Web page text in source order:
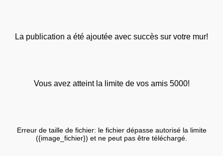
La publication a été ajoutée avec succès sur votre mur!
Vous avez atteint la limite de vos amis 5000!
Erreur de taille de fichier: le fichier dépasse autorisé la limite
({image_fichier}) et ne peut pas être téléchargé.